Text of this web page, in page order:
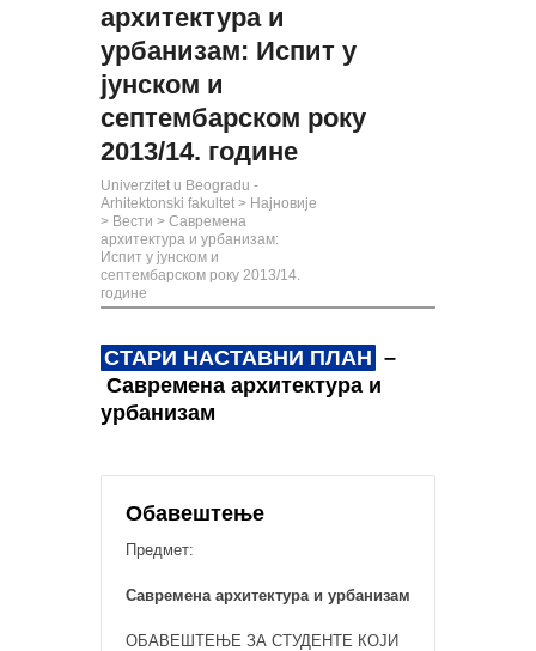
архитектура и
урбанизам: Испит у
јунском и
септембарском року
2013/14. године
Univerzitet u Beogradu -
Arhitektonski fakultet > Најновије
> Вести > Савремена
архитектура и урбанизам:
Испит у јунском и
септембарском року 2013/14.
године
СТАРИ НАСТАВНИ ПЛАН –
Савремена архитектура и
урбанизам
Обавештење
Предмет:
Савремена архитектура и урбанизам
ОБАВЕШТЕЊЕ ЗА СТУДЕНТЕ КОЈИ